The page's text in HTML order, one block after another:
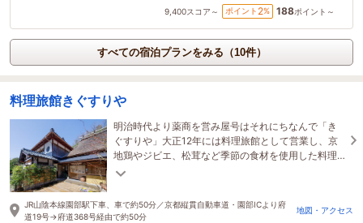
9,400スコア～ ポイント 2% 188ポイント～
すべての宿泊プランをみる（10件）
料理旅館きぐすりや
明治時代より薬商を営み屋号はそれにちなんで「き
ぐすりや」大正12年には料理旅館として営業し、京
地鶏やジビエ、松茸など季節の食材を使用した料理
が自慢★お食事は個室又はお部屋にてご用意致しま
JR山陰本線園部駅下車、車で約50分／京都縦貫自動車道・園部ICより府
道19号→府道368号経由で約50分
地図・アクセス